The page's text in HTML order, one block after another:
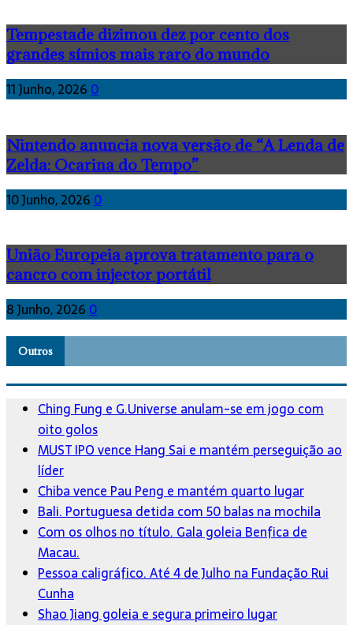
Tempestade dizimou dez por cento dos
grandes símios mais raro do mundo
11 Junho, 2026 0
Nintendo anuncia nova versão de “A Lenda de
Zelda: Ocarina do Tempo”
10 Junho, 2026 0
União Europeia aprova tratamento para o
cancro com injector portátil
8 Junho, 2026 0
Outros
Ching Fung e G.Universe anulam-se em jogo com
oito golos
MUST IPO vence Hang Sai e mantém perseguição ao
líder
Chiba vence Pau Peng e mantém quarto lugar
Bali. Portuguesa detida com 50 balas na mochila
Com os olhos no título. Gala goleia Benfica de
Macau.
Pessoa caligráfico. Até 4 de Julho na Fundação Rui
Cunha
Shao Jiang goleia e segura primeiro lugar